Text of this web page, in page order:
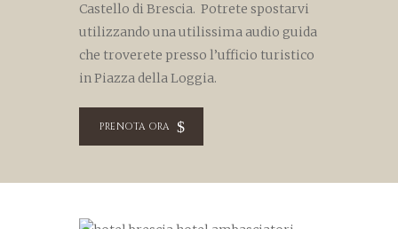
Castello di Brescia. Potrete spostarvi
utilizzando una utilissima audio guida
che troverete presso l’ufficio turistico
in Piazza della Loggia.
PRENOTA ORA